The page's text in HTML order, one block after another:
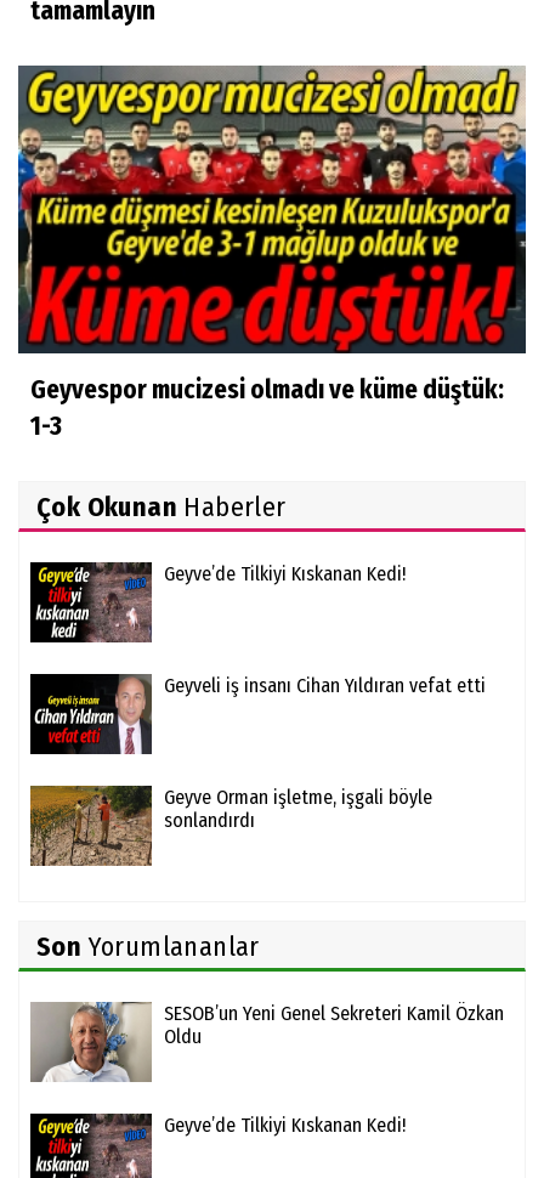
tamamlayın
Geyvespor mucizesi olmadı ve küme düştük:
1-3
Çok Okunan Haberler
Geyve’de Tilkiyi Kıskanan Kedi!
Geyveli iş insanı Cihan Yıldıran vefat etti
Geyve Orman işletme, işgali böyle
sonlandırdı
Son Yorumlananlar
SESOB’un Yeni Genel Sekreteri Kamil Özkan
Oldu
Geyve’de Tilkiyi Kıskanan Kedi!